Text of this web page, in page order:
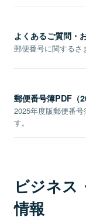
よくあるご質問・
郵便番号に関するさ
郵便番号簿PDF（
2025年度版郵便番
す。
ビジネス
情報